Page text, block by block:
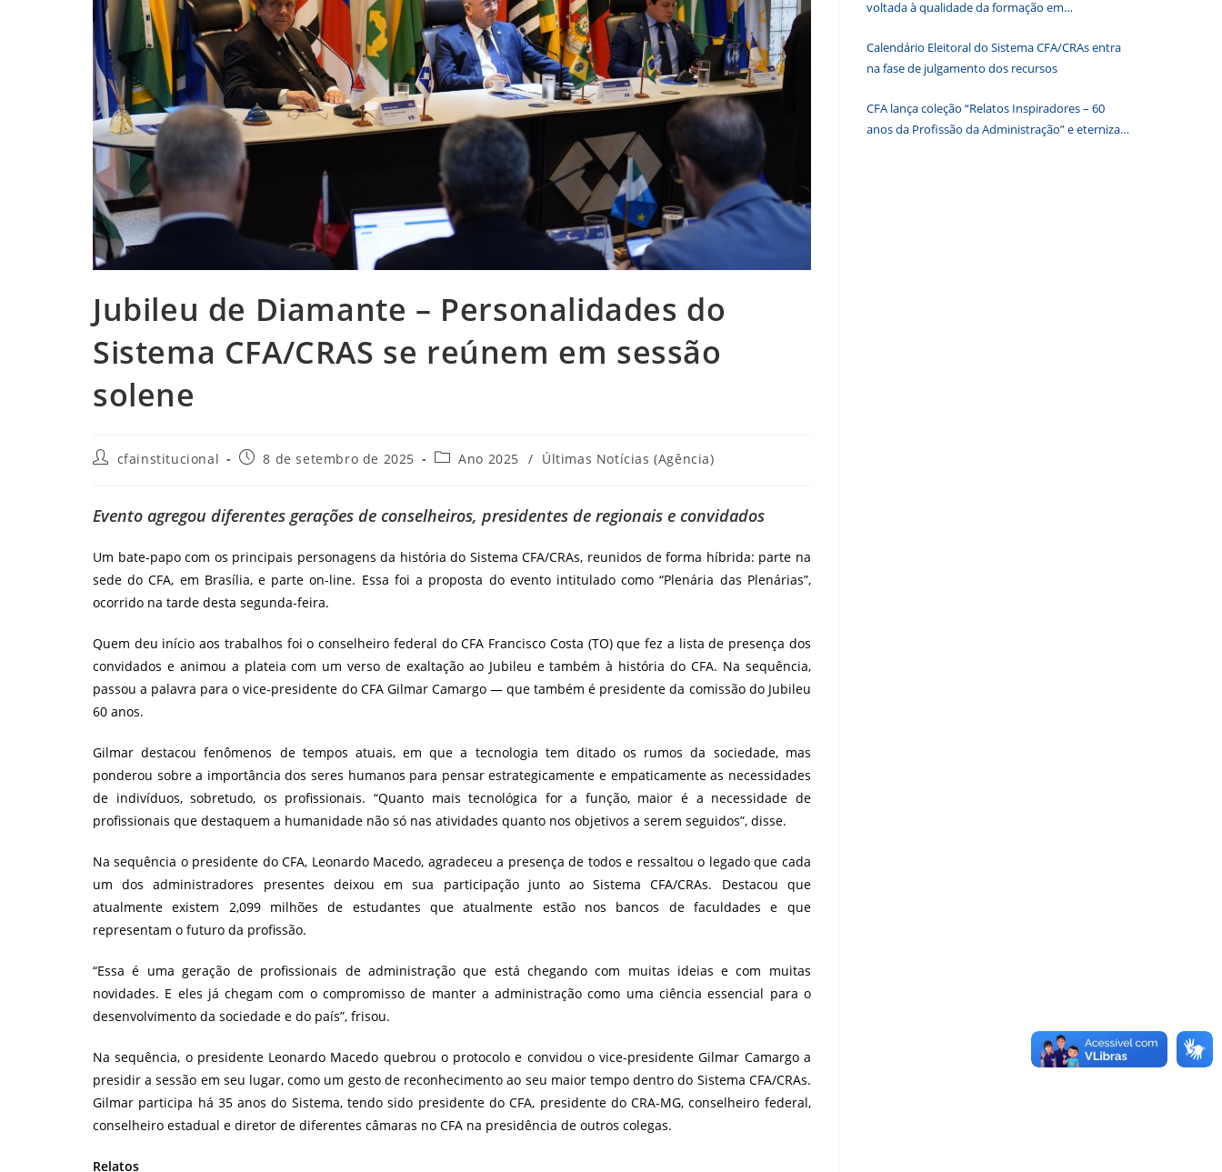
Jubileu de Diamante – Personalidades do
Sistema CFA/CRAS se reúnem em sessão
solene
Autorcfainstitucional
Post8 de setembro de 2025
Categoria
Ano 2025 / Últimas Notícias (Agência)
Evento agregou diferentes gerações de conselheiros, presidentes de regionais e convidados
Um bate-papo com os principais personagens da história do Sistema CFA/CRAs, reunidos de forma híbrida: parte na
sede do CFA, em Brasília, e parte on-line. Essa foi a proposta do evento intitulado como “Plenária das Plenárias”,
ocorrido na tarde desta segunda-feira.
Quem deu início aos trabalhos foi o conselheiro federal do CFA Francisco Costa (TO) que fez a lista de presença dos
convidados e animou a plateia com um verso de exaltação ao Jubileu e também à história do CFA. Na sequência,
passou a palavra para o vice-presidente do CFA Gilmar Camargo — que também é presidente da comissão do Jubileu
60 anos.
Gilmar destacou fenômenos de tempos atuais, em que a tecnologia tem ditado os rumos da sociedade, mas
ponderou sobre a importância dos seres humanos para pensar estrategicamente e empaticamente as necessidades
de indivíduos, sobretudo, os profissionais. “Quanto mais tecnológica for a função, maior é a necessidade de
profissionais que destaquem a humanidade não só nas atividades quanto nos objetivos a serem seguidos”, disse.
Na sequência o presidente do CFA, Leonardo Macedo, agradeceu a presença de todos e ressaltou o legado que cada
um dos administradores presentes deixou em sua participação junto ao Sistema CFA/CRAs. Destacou que
atualmente existem 2,099 milhões de estudantes que atualmente estão nos bancos de faculdades e que
representam o futuro da profissão.
“Essa é uma geração de profissionais de administração que está chegando com muitas ideias e com muitas
novidades. E eles já chegam com o compromisso de manter a administração como uma ciência essencial para o
desenvolvimento da sociedade e do país”, frisou.
Na sequência, o presidente Leonardo Macedo quebrou o protocolo e convidou o vice-presidente Gilmar Camargo a
presidir a sessão em seu lugar, como um gesto de reconhecimento ao seu maior tempo dentro do Sistema CFA/CRAs.
Gilmar participa há 35 anos do Sistema, tendo sido presidente do CFA, presidente do CRA-MG, conselheiro federal,
conselheiro estadual e diretor de diferentes câmaras no CFA na presidência de outros colegas.
Relatos
voltada à qualidade da formação em
Calendário Eleitoral do Sistema CFA/CRAs entra
na fase de julgamento dos recursos
CFA lança coleção “Relatos Inspiradores – 60
anos da Profissão da Administração” e eterniza